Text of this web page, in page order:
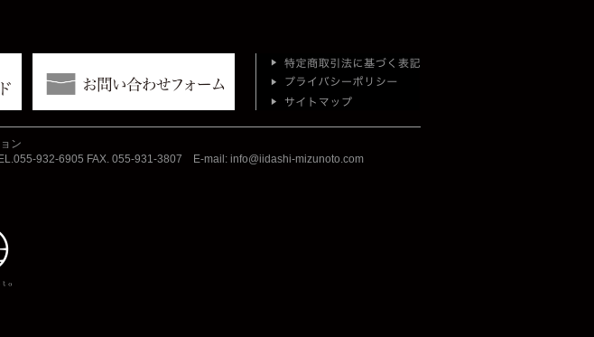
ン
932-6905 FAX. 055-931-3807 E-mail: info@iidashi-mizunoto.com